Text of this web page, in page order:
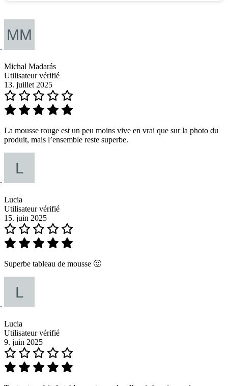
Michal Madarás
Utilisateur vérifié
13. juillet 2025
La mousse rouge est un peu moins vive en vrai que sur la photo du
produit, mais l’ensemble reste superbe.
Lucia
Utilisateur vérifié
15. juin 2025
Superbe tableau de mousse 🙂
Lucia
Utilisateur vérifié
9. juin 2025